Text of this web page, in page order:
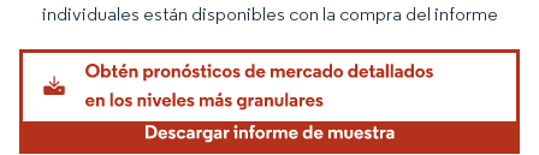
individuales están disponibles con la compra del informe